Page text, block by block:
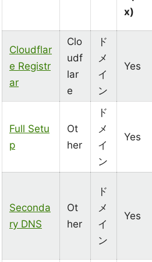
x)
Cloudflar
e Registr
ar
Clo
udf
lar
e
ド
メ
イ
ン
Yes
Full Setu
p
Ot
her
ド
メ
イ
ン
Yes
Seconda
ry DNS
Ot
her
ド
メ
イ
ン
Yes